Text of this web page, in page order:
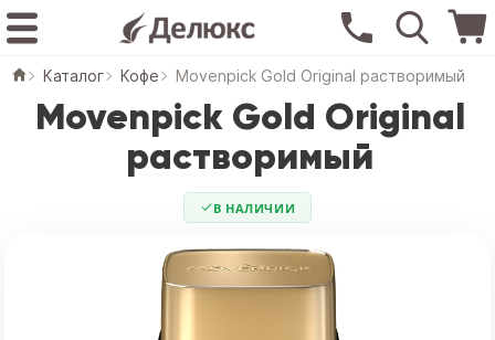
Каталог Кофе Movenpick Gold Original растворимый
Movenpick Gold Original
растворимый
В НАЛИЧИИ